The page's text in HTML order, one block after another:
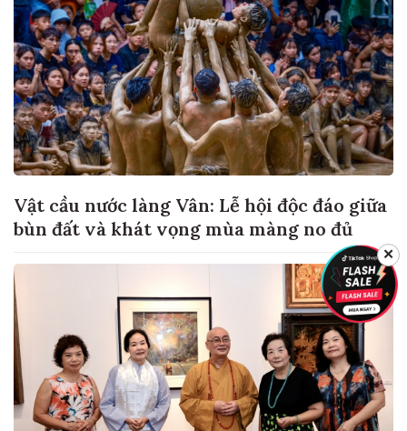
Vật cầu nước làng Vân: Lễ hội độc đáo giữa
bùn đất và khát vọng mùa màng no đủ
✕